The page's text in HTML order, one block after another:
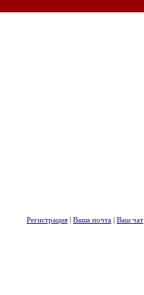
Регистрация | Ваша почта | Ваш чат